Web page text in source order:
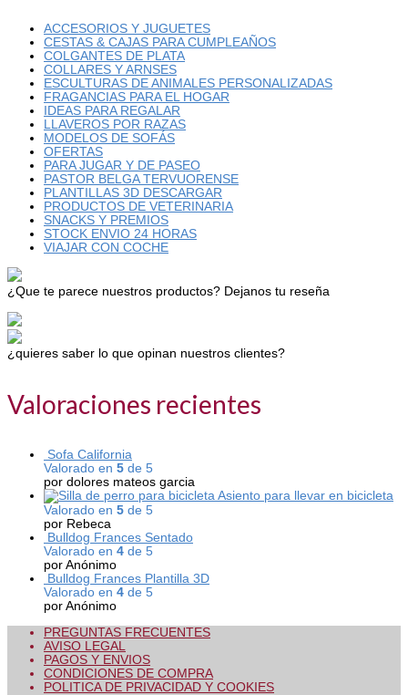
ACCESORIOS Y JUGUETES
CESTAS & CAJAS PARA CUMPLEAÑOS
COLGANTES DE PLATA
COLLARES Y ARNSES
ESCULTURAS DE ANIMALES PERSONALIZADAS
FRAGANCIAS PARA EL HOGAR
IDEAS PARA REGALAR
LLAVEROS POR RAZAS
MODELOS DE SOFÁS
OFERTAS
PARA JUGAR Y DE PASEO
PASTOR BELGA TERVUORENSE
PLANTILLAS 3D DESCARGAR
PRODUCTOS DE VETERINARIA
SNACKS Y PREMIOS
STOCK ENVIO 24 HORAS
VIAJAR CON COCHE
¿Que te parece nuestros productos? Dejanos tu reseña
¿quieres saber lo que opinan nuestros clientes?
Valoraciones recientes
Sofa California
Valorado en 5 de 5
por dolores mateos garcia
Asiento para llevar en bicicleta
Valorado en 5 de 5
por Rebeca
Bulldog Frances Sentado
Valorado en 4 de 5
por Anónimo
Bulldog Frances Plantilla 3D
Valorado en 4 de 5
por Anónimo
PREGUNTAS FRECUENTES
AVISO LEGAL
PAGOS Y ENVIOS
CONDICIONES DE COMPRA
POLITICA DE PRIVACIDAD Y COOKIES